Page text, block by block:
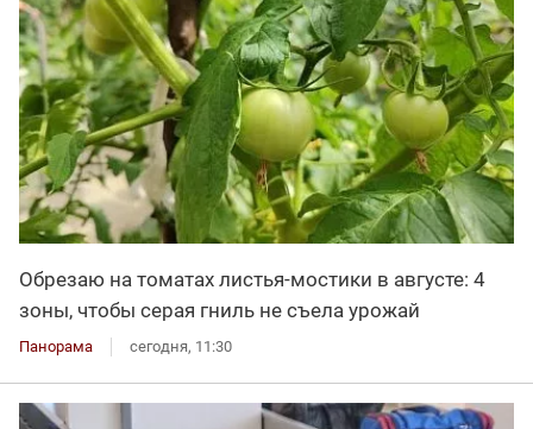
Обрезаю на томатах листья-мостики в августе: 4
зоны, чтобы серая гниль не съела урожай
Панорама сегодня, 11:30